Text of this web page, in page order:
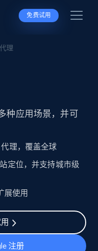
免费试用
理
种应用场景，并可
理，覆盖全球
定位，并支持城市级
展使用
注册